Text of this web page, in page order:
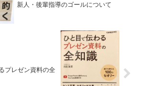
新人・後輩指導のゴールについて
プレゼン資料の全